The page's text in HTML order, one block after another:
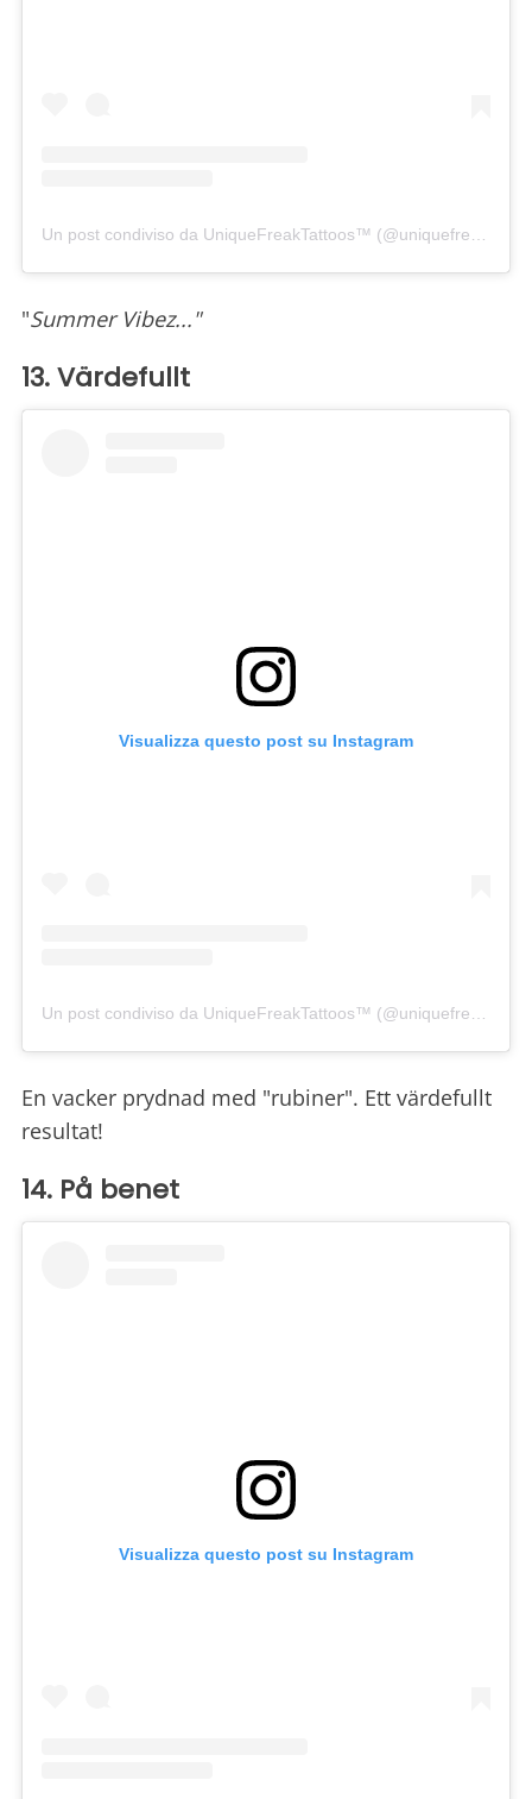
"Summer Vibez..."
13. Värdefullt
Visualizza questo post su Instagram
Un post condiviso da UniqueFreakTattoos™ (@uniquefreaktattoos)
En vacker prydnad med "rubiner". Ett värdefullt
resultat!
14. På benet
Visualizza questo post su Instagram